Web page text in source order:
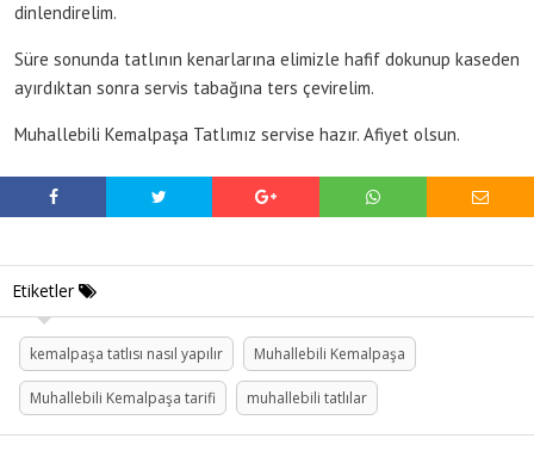
dinlendirelim.
Süre sonunda tatlının kenarlarına elimizle hafif dokunup kaseden
ayırdıktan sonra servis tabağına ters çevirelim.
Muhallebili Kemalpaşa Tatlımız servise hazır. Afiyet olsun.
Etiketler
kemalpaşa tatlısı nasıl yapılır Muhallebili Kemalpaşa
Muhallebili Kemalpaşa tarifi muhallebili tatlılar